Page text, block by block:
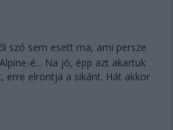
szó sem esett ma, ami persze
é... Na jó, épp azt akartuk
erre elrontja a sikánt. Hát akkor